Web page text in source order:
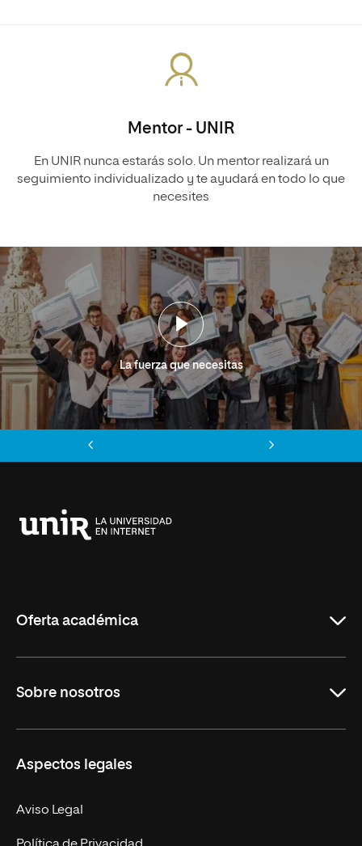
Mentor - UNIR
En UNIR nunca estarás solo. Un mentor realizará un
seguimiento individualizado y te ayudará en todo lo que
necesites
La fuerza que necesitas
Oferta académica
Másteres Oficiales
Doctorados
Experto Universitario
Postgrados
Sobre nosotros
Facultades
Nuestro Equipo
Trabaja en UNIR
Aspectos legales
Aviso Legal